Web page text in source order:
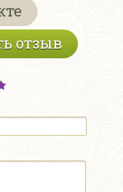
отзыв